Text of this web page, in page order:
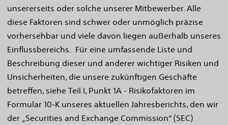
unsererseits oder solche unserer Mitbewerber. Alle
diese Faktoren sind schwer oder unmöglich präzise
vorhersehbar und viele davon liegen außerhalb unseres
Einflussbereichs. Für eine umfassende Liste und
Beschreibung dieser und anderer wichtiger Risiken und
Unsicherheiten, die unsere zukünftigen Geschäfte
betreffen, siehe Teil I, Punkt 1A - Risikofaktoren im
Formular 10-K unseres aktuellen Jahresberichts, den wir
der „Securities and Exchange Commission“ (SEC)